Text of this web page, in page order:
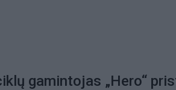
gamintojas „Hero“